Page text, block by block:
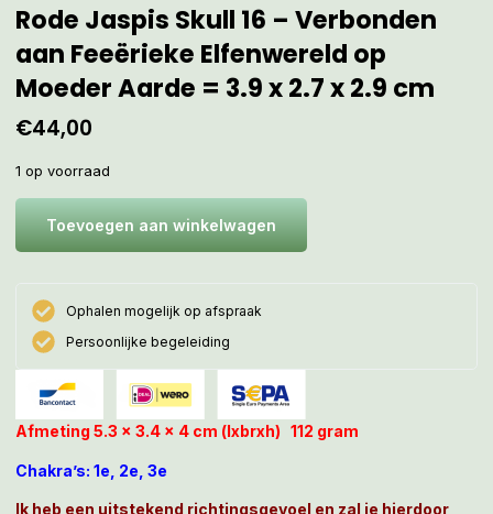
Rode Jaspis Skull 16 – Verbonden
aan Feeërieke Elfenwereld op
Moeder Aarde = 3.9 x 2.7 x 2.9 cm
€44,00
1 op voorraad
Toevoegen aan winkelwagen
Ophalen mogelijk op afspraak
Persoonlijke begeleiding
Afmeting 5.3 x 3.4 x 4 cm (lxbrxh) 112 gram
Chakra’s: 1e, 2e, 3e
Ik heb een uitstekend richtingsgevoel en zal je hierdoor